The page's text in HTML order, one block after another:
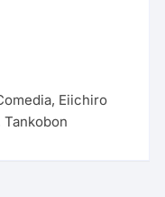
, Eiichiro
Tankobon